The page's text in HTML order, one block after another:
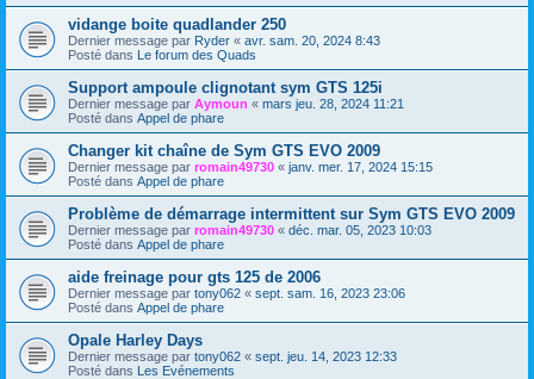
vidange boite quadlander 250
Dernier message par Ryder « avr. sam. 20, 2024 8:43
Posté dans Le forum des Quads
Support ampoule clignotant sym GTS 125i
Dernier message par Aymoun « mars jeu. 28, 2024 11:21
Posté dans Appel de phare
Changer kit chaîne de Sym GTS EVO 2009
Dernier message par romain49730 « janv. mer. 17, 2024 15:15
Posté dans Appel de phare
Problème de démarrage intermittent sur Sym GTS EVO 2009
Dernier message par romain49730 « déc. mar. 05, 2023 10:03
Posté dans Appel de phare
aide freinage pour gts 125 de 2006
Dernier message par tony062 « sept. sam. 16, 2023 23:06
Posté dans Appel de phare
Opale Harley Days
Dernier message par tony062 « sept. jeu. 14, 2023 12:33
Posté dans Les Evénements